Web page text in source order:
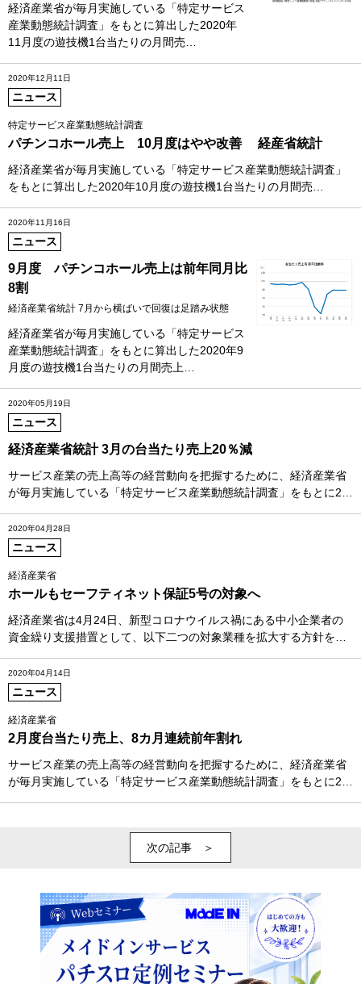
経済産業省が毎月実施している「特定サービス
産業動態統計調査」をもとに算出した2020年
11月度の遊技機1台当たりの月間売…
2020年12月11日
ニュース
特定サービス産業動態統計調査
パチンコホール売上 10月度はやや改善 経産省統計
経済産業省が毎月実施している「特定サービス産業動態統計調査」
をもとに算出した2020年10月度の遊技機1台当たりの月間売…
2020年11月16日
ニュース
9月度 パチンコホール売上は前年同月比
8割
経済産業省統計 7月から横ばいで回復は足踏み状態
経済産業省が毎月実施している「特定サービス
産業動態統計調査」をもとに算出した2020年9
月度の遊技機1台当たりの月間売上…
2020年05月19日
ニュース
経済産業省統計 3月の台当たり売上20％減
サービス産業の売上高等の経営動向を把握するために、経済産業省
が毎月実施している「特定サービス産業動態統計調査」をもとに2…
2020年04月28日
ニュース
経済産業省
ホールもセーフティネット保証5号の対象へ
経済産業省は4月24日、新型コロナウイルス禍にある中小企業者の
資金繰り支援措置として、以下二つの対象業種を拡大する方針を…
2020年04月14日
ニュース
経済産業省
2月度台当たり売上、8カ月連続前年割れ
サービス産業の売上高等の経営動向を把握するために、経済産業省
が毎月実施している「特定サービス産業動態統計調査」をもとに2…
次の記事 ＞